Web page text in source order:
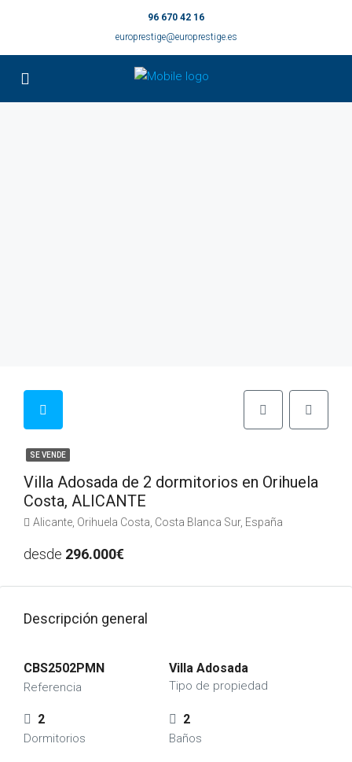
96 670 42 16
europrestige@europrestige.es
SE VENDE
Villa Adosada de 2 dormitorios en Orihuela
Costa, ALICANTE
Alicante, Orihuela Costa, Costa Blanca Sur, España
desde 296.000€
Descripción general
CBS2502PMN
Referencia
Villa Adosada
Tipo de propiedad
2
Dormitorios
2
Baños